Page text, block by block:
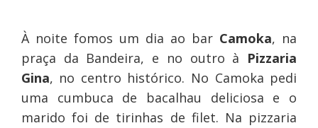
À noite fomos um dia ao bar Camoka, na
praça da Bandeira, e no outro à Pizzaria
Gina, no centro histórico. No Camoka pedi
uma cumbuca de bacalhau deliciosa e o
marido foi de tirinhas de filet. Na pizzaria